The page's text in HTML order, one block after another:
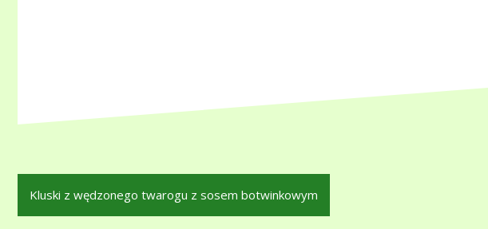
Nawigacja
wpisu
Kluski z wędzonego twarogu z sosem botwinkowym